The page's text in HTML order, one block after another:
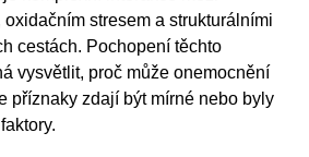
stresem a strukturálními
cestách. Pochopení těchto
vysvětlit, proč může onemocnění
příznaky zdají být mírné nebo byly